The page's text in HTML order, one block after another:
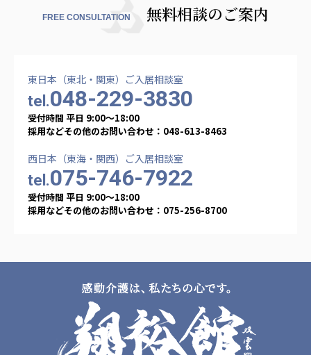
共生（大連）商務諮詢有限公司
クヴィアン小学校・カンボジア日本友好共生クヴ
ィアン中学校
カンボジア日本友好技術教育センター
NGO共生の家
海外子会社・合弁会社
瀋陽長者会
上海介護施設
FREE CONSULTATION 無料相談のご案内
東日本（東北・関東）ご入居相談室
tel.048-229-3830
受付時間 平日 9:00〜18:00
採用などその他のお問い合わせ：048-613-8463
西日本（東海・関西）ご入居相談室
tel.075-746-7922
受付時間 平日 9:00〜18:00
採用などその他のお問い合わせ：075-256-8700